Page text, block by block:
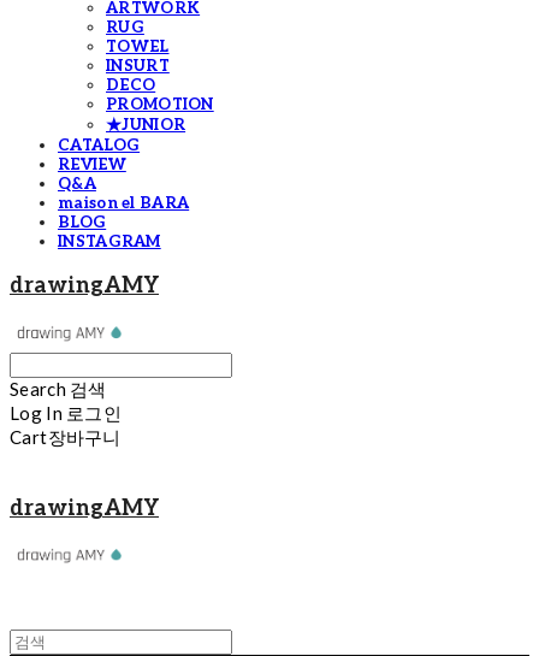
ARTWORK
RUG
TOWEL
INSURT
DECO
PROMOTION
★JUNIOR
CATALOG
REVIEW
Q&A
maison el BARA
BLOG
INSTAGRAM
drawingAMY
Search 검색
Log In 로그인
Cart장바구니
drawingAMY